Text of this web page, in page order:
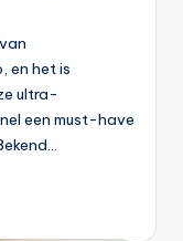
en het is
ultra-
een must-have